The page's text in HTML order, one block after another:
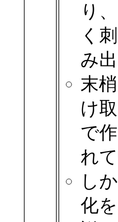
り
く
み
末
け
で
れ
し
化